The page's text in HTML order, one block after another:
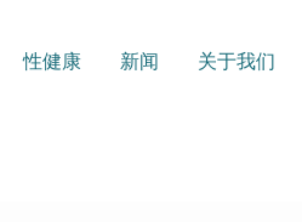
性健康 新闻 关于我们